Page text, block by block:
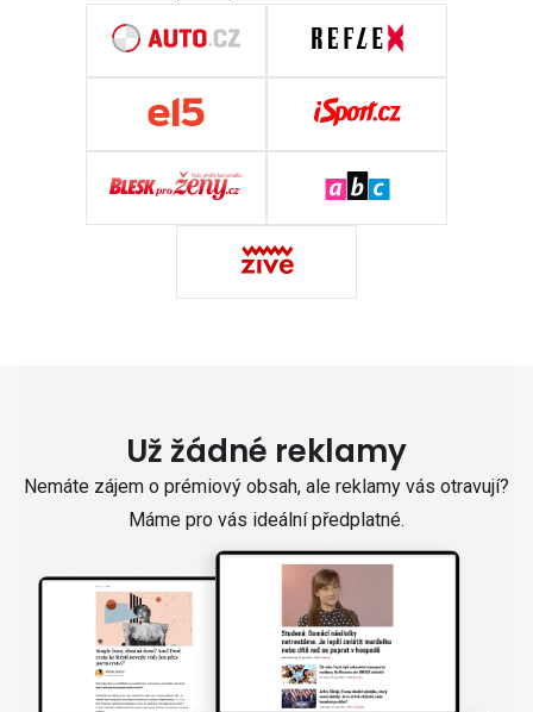
Už žádné reklamy
Nemáte zájem o prémiový obsah, ale reklamy vás otravují?
Máme pro vás ideální předplatné.